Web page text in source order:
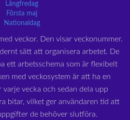
Långfredag
Första maj
Nationaldag
veckor. Den visar veckonummer.
sätt att organisera arbetet. De
ett arbetsschema som är flexibelt
med veckosystem är att ha en
vecka och sedan dela upp
bitar, vilket ger användaren tid att
de behöver slutföra.